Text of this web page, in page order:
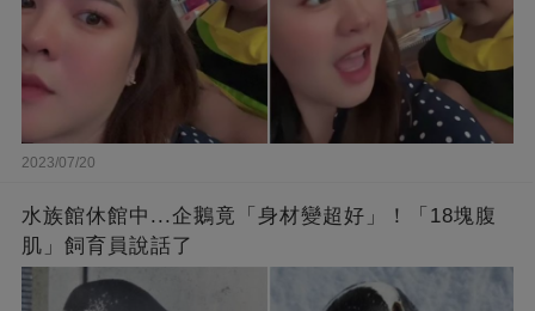
2023/07/20
水族館休館中...企鵝竟「身材變超好」！「18塊腹
肌」飼育員說話了